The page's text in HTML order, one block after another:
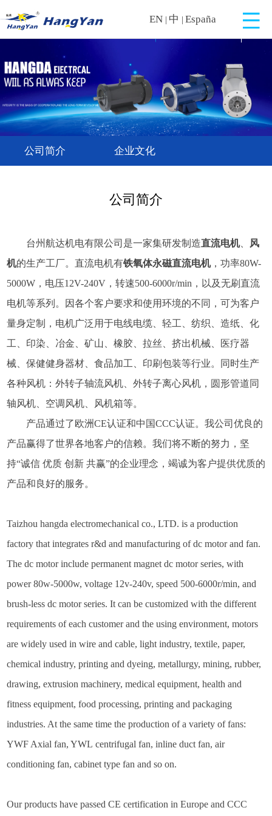
EN | 中 | España
公司简介 企业文化
公司简介
台州航达机电有限公司是一家集研发制造直流电机、
风
机的生产工厂。 直流电机有铁氧体永磁直流电机，功率80W-
5000W，电压12V-240V，转速500-6000r/min，以及无刷直流
电机等系列。因各个客户要求和使用环境的不同，可为客户
量身定制，电机广泛用于电线电缆、轻工、纺织、造纸、化
工、印染、冶金、矿山、橡胶、拉丝、挤出机械、医疗器
械、保健健身器材、食品加工、印刷包装等行业。
同时生产
各种风机：外转子轴流风机、 外转子离心风机，圆形管道同
轴风机、空调风机、风机箱等。
产品通过了欧洲CE认证和中国CCC认证。我公司优良的
产品赢得了世界各地客户的信赖。我们将不断的努力， 坚
持“诚信 优质 创新 共赢”的企业理念 ，竭诚为客户提供优质的
产品和良好的服务。
Taizhou hangda electromechanical co., LTD. is a production
factory that integrates r&d and manufacturing of dc motor and fan.
The dc motor includepermanent magnet dc motorseries, with
power 80w-5000w, voltage 12v-240v, speed 500-6000r/min, and
brush-lessdc motor series. It can be customized with the different
requirements of each customer and the usingenvironment, motors
are widely used in wire and cable, light industry, textile, paper,
chemical industry, printing and dyeing, metallurgy, mining, rubber,
drawing, extrusion machinery, medical equipment, health and
fitness equipment, food processing, printing and packaging
industries. At the same time the production of a variety of fans:
YWF Axial fan, YWL centrifugal fan, inline ductfan, air
conditioning fan, cabinet typefan and so on.
Our products have passed CE certification in Europe and CCC